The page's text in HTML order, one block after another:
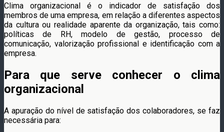
Clima organizacional é o indicador de satisfação dos
membros de uma empresa, em relação a diferentes aspectos
da cultura ou realidade aparente da organização, tais como:
políticas de RH, modelo de gestão, processo de
comunicação, valorização profissional e identificação com a
empresa.
Para que serve conhecer o clima
organizacional
A apuração do nível de satisfação dos colaboradores, se faz
necessária para: